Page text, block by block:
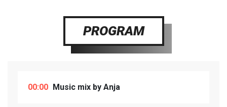
PROGRAM
00:00 Music mix by Anja